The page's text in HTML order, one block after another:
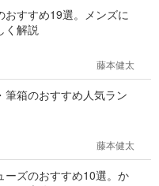
おすすめ19選。メンズに
く解説
藤本健太
箱のおすすめ人気ラン
藤本健太
ーズのおすすめ10選。か